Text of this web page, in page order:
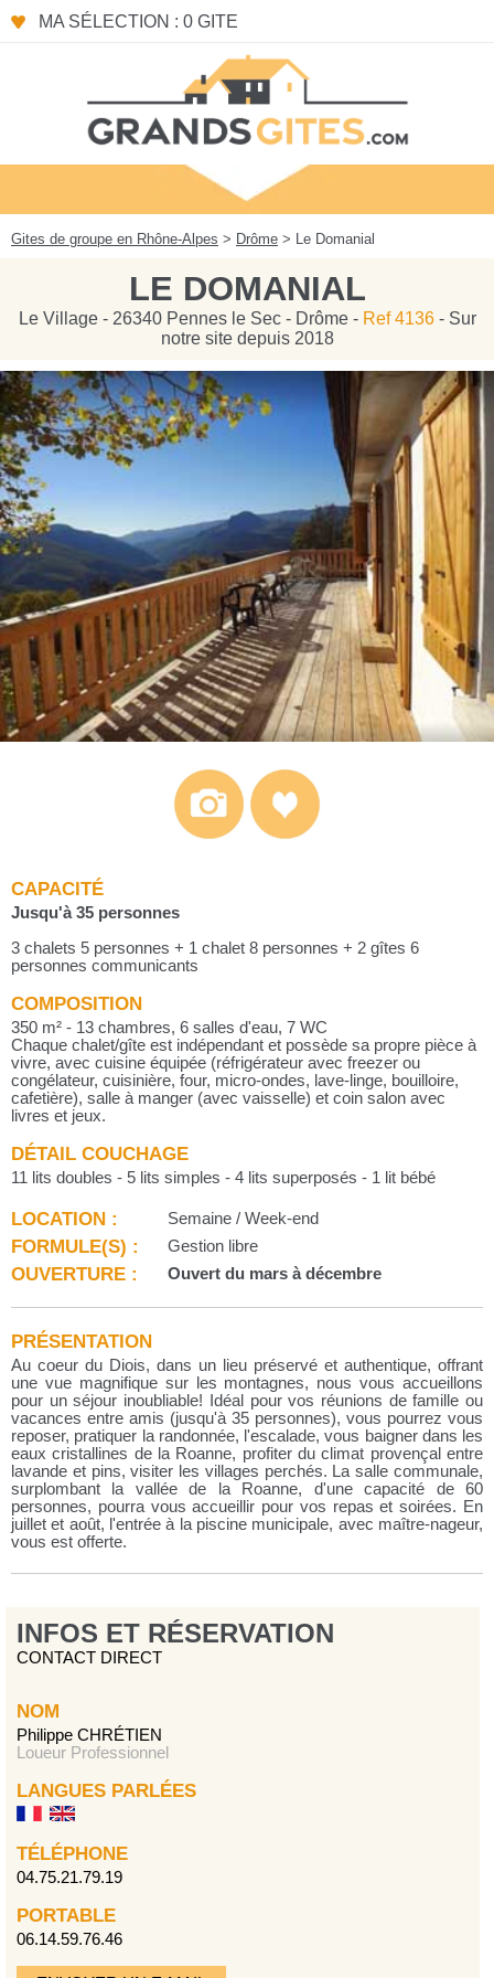
MA SÉLECTION : 0 GITE
Gites de groupe en Rhône-Alpes > Drôme > Le Domanial
LE DOMANIAL
Le Village - 26340 Pennes le Sec - Drôme - Ref 4136- Sur
notre site depuis 2018
CAPACITÉ
Jusqu'à 35 personnes
3 chalets 5 personnes + 1 chalet 8 personnes + 2 gîtes 6
personnes communicants
COMPOSITION
350 m² - 13 chambres, 6 salles d'eau, 7 WC
Chaque chalet/gîte est indépendant et possède sa propre pièce à
vivre, avec cuisine équipée (réfrigérateur avec freezer ou
congélateur, cuisinière, four, micro-ondes, lave-linge, bouilloire,
cafetière), salle à manger (avec vaisselle) et coin salon avec
livres et jeux.
DÉTAIL COUCHAGE
11 lits doubles - 5 lits simples - 4 lits superposés - 1 lit bébé
LOCATION : Semaine / Week-end
FORMULE(S) : Gestion libre
OUVERTURE : Ouvert du mars à décembre
PRÉSENTATION
Au coeur du Diois, dans un lieu préservé et authentique, offrant
une vue magnifique sur les montagnes, nous vous accueillons
pour un séjour inoubliable! Idéal pour vos réunions de famille ou
vacances entre amis (jusqu'à 35 personnes), vous pourrez vous
reposer, pratiquer la randonnée, l'escalade, vous baigner dans les
eaux cristallines de la Roanne, profiter du climat provençal entre
lavande et pins, visiter les villages perchés. La salle communale,
surplombant la vallée de la Roanne, d'une capacité de 60
personnes, pourra vous accueillir pour vos repas et soirées. En
juillet et août, l'entrée à la piscine municipale, avec maître-nageur,
vous est offerte.
INFOS ET RÉSERVATION
CONTACT DIRECT
NOM
Philippe CHRÉTIEN
Loueur Professionnel
LANGUES PARLÉES
TÉLÉPHONE
04.75.21.79.19
PORTABLE
06.14.59.76.46
Panneau de gestion des cookies